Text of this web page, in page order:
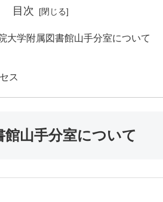
目次
大学附属図書館山手分室について
ス
山手分室について